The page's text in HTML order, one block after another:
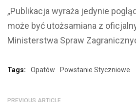
„Publikacja wyraża jedynie
może być utożsamiana z
Ministerstwa Spraw
Tags: Opatów Powstanie Styczniowe
PREVIOUS ARTICLE